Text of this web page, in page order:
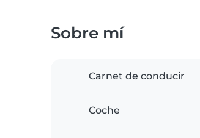
Sobre mí
Carnet de conducir
Coche